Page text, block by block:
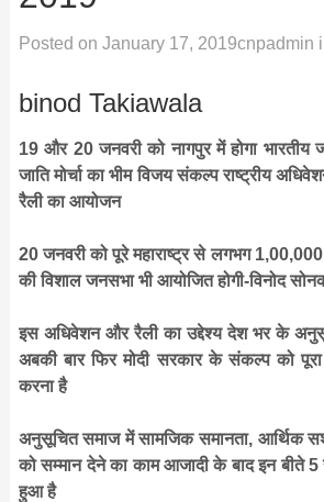
Posted on January 17, 2019cnpadmin
binod Takiawala
19 और 20 जनवरी को नागपुर में होगा भारतीय
जाति मोर्चा का भीम विजय संकल्प राष्ट्रीय
रैली का आयोजन
20 जनवरी को पूरे महाराष्ट्र से लगभग
की विशाल जनसभा भी आयोजित होगी-विनोद
इस अधिवेशन और रैली का उद्देश्य देश भर के
अबकी बार फिर मोदी सरकार के संकल्प को
करना है
अनुसूचित समाज में सामजिक समानता, आर्थिक
को सम्मान देने का काम आजादी के बाद इन बीते 5
हुआ है